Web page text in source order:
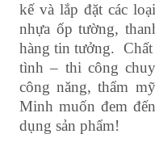
kế và lắp đặt các
nhựa ốp tường,
hàng tin tưởng.
tình – thi công
công năng, thẩm
Minh muốn đem
dụng sản phẩm!